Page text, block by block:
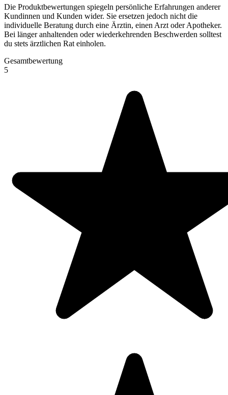
Die Produktbewertungen spiegeln persönliche Erfahrungen anderer
Kundinnen und Kunden wider. Sie ersetzen jedoch nicht die
individuelle Beratung durch eine Ärztin, einen Arzt oder Apotheker.
Bei länger anhaltenden oder wiederkehrenden Beschwerden solltest
du stets ärztlichen Rat einholen.
Gesamtbewertung
5